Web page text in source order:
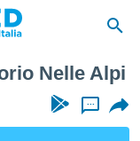
Nelle Alpi
...